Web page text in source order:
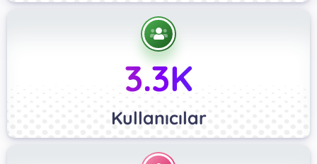
3.3K
Kullanıcılar